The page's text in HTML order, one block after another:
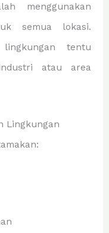
menggunakan
semua lokasi.
tentu
atau area
Lingkungan